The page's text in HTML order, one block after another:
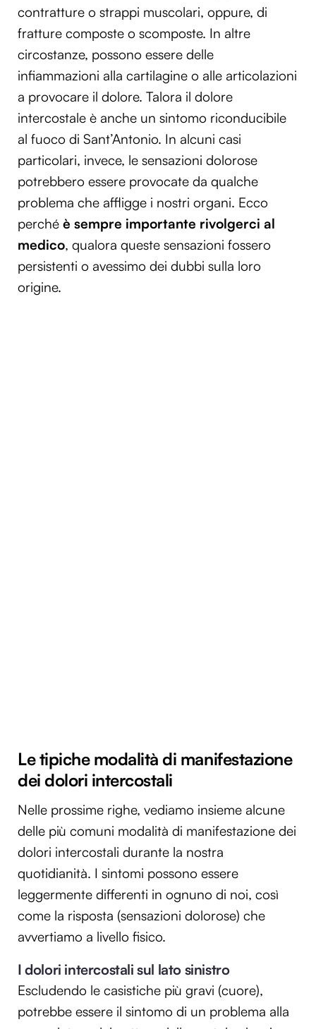
contratture o strappi muscolari, oppure, di
fratture composte o scomposte. In altre
circostanze, possono essere delle
infiammazioni alla cartilagine o alle articolazioni
a provocare il dolore. Talora il dolore
intercostale è anche un sintomo riconducibile
al fuoco di Sant’Antonio. In alcuni casi
particolari, invece, le sensazioni dolorose
potrebbero essere provocate da qualche
problema che affligge i nostri organi. Ecco
perché è sempre importante rivolgerci al
medico, qualora queste sensazioni fossero
persistenti o avessimo dei dubbi sulla loro
origine.
Le tipiche modalità di manifestazione
dei dolori intercostali
Nelle prossime righe, vediamo insieme alcune
delle più comuni modalità di manifestazione dei
dolori intercostali durante la nostra
quotidianità. I sintomi possono essere
leggermente differenti in ognuno di noi, così
come la risposta (sensazioni dolorose) che
avvertiamo a livello fisico.
I dolori intercostali sul lato sinistro
Escludendo le casistiche più gravi (cuore),
potrebbe essere il sintomo di un problema alla